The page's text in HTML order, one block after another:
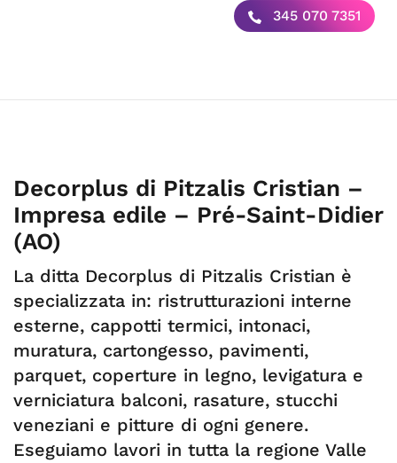
345 070 7351
Decorplus di Pitzalis Cristian –
Impresa edile – Pré-Saint-Didier
(AO)
La ditta Decorplus di Pitzalis Cristian è
specializzata in: ristrutturazioni interne
esterne, cappotti termici, intonaci,
muratura, cartongesso, pavimenti,
parquet, coperture in legno, levigatura e
verniciatura balconi, rasature, stucchi
veneziani e pitture di ogni genere.
Eseguiamo lavori in tutta la regione Valle